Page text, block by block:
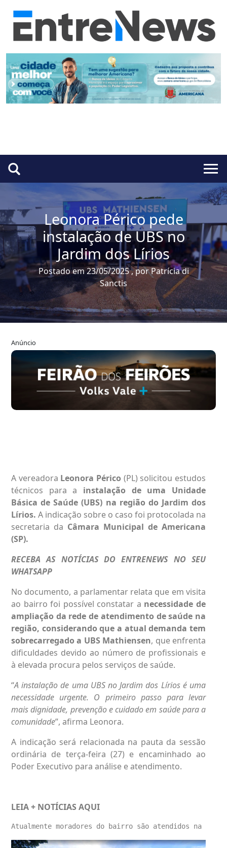
Leonora Périco pede
instalação de UBS no
Jardim dos Lírios
Postado em 23/05/2025 , por Patrícia di
Sanctis
Anúncio
A vereadora Leonora Périco (PL) solicitou estudos
técnicos para a instalação de uma Unidade
Básica de Saúde (UBS) na região do Jardim dos
Lírios. A indicação sobre o caso foi protocolada na
secretaria da Câmara Municipal de Americana
(SP).
RECEBA AS NOTÍCIAS DO ENTRENEWS NO SEU
WHATSAPP
No documento, a parlamentar relata que em visita
ao bairro foi possível constatar a necessidade de
ampliação da rede de atendimento de saúde na
região, considerando que a atual demanda tem
sobrecarregado a UBS Mathiensen, que enfrenta
dificuldades devido ao número de profissionais e
à elevada procura pelos serviços de saúde.
“A instalação de uma UBS no Jardim dos Lírios é uma
necessidade urgente. O primeiro passo para levar
mais dignidade, prevenção e cuidado em saúde para a
comunidade”, afirma Leonora.
A indicação será relacionada na pauta da sessão
ordinária de terça-feira (27) e encaminhado ao
Poder Executivo para análise e atendimento.
LEIA + NOTÍCIAS AQUI
Atualmente moradores do bairro são atendidos na UBS